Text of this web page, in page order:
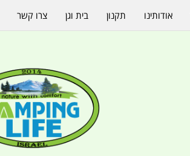
אודותינו תקנון בית וגן צרו קשר